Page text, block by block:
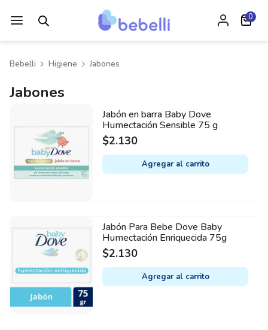
0
Bebelli Higiene Jabones
Jabones
Jabón en barra Baby Dove
Humectación Sensible 75 g
$2.130
Agregar al carrito
Jabón Para Bebe Dove Baby
Humectación Enriquecida 75g
$2.130
Agregar al carrito